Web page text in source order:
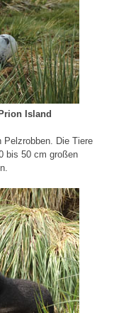
Island
Pelzrobben. Die Tiere
bis 50 cm großen